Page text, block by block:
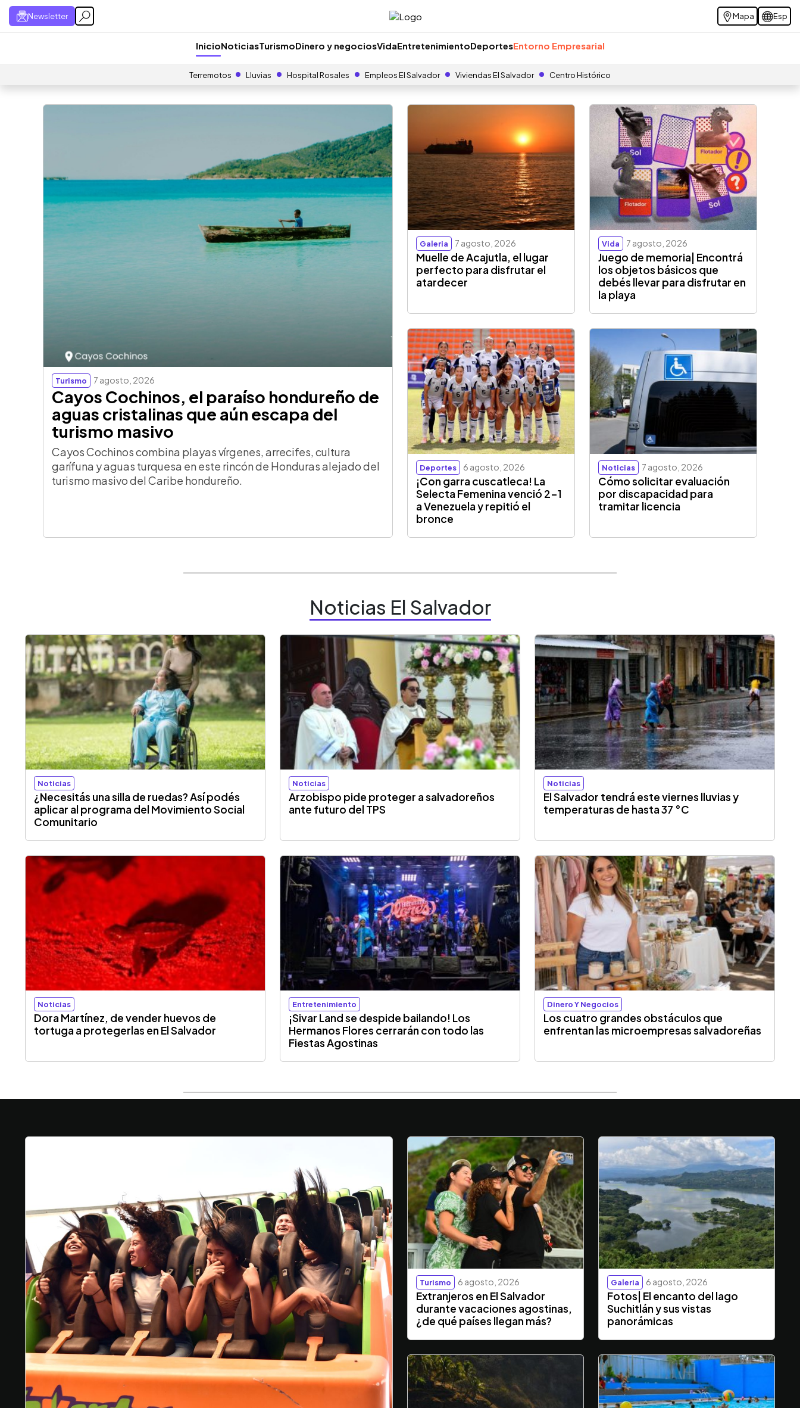
Newsletter Mapa Esp
InicioNoticiasTurismoDinero y negociosVidaEntretenimientoDeportesEntorno Empresarial
Terremotos Lluvias Hospital Rosales Empleos El Salvador Viviendas El Salvador Centro Histórico
Turismo 7 agosto, 2026
Cayos Cochinos, el paraíso hondureño de
aguas cristalinas que aún escapa del
turismo masivo
Cayos Cochinos combina playas vírgenes, arrecifes, cultura
garífuna y aguas turquesa en este rincón de Honduras alejado del
turismo masivo del Caribe hondureño.
Galeria 7 agosto, 2026
Muelle de Acajutla, el lugar
perfecto para disfrutar el
atardecer
Vida 7 agosto, 2026
Juego de memoria| Encontrá
los objetos básicos que
debés llevar para disfrutar en
la playa
Deportes 6 agosto, 2026
¡Con garra cuscatleca! La
Selecta Femenina venció 2-1
a Venezuela y repitió el
bronce
Noticias 7 agosto, 2026
Cómo solicitar evaluación
por discapacidad para
tramitar licencia
Noticias El Salvador
Noticias
¿Necesitás una silla de ruedas? Así podés
aplicar al programa del Movimiento Social
Comunitario
Noticias
Arzobispo pide proteger a salvadoreños
ante futuro del TPS
Noticias
El Salvador tendrá este viernes lluvias y
temperaturas de hasta 37 °C
Noticias
Dora Martínez, de vender huevos de
tortuga a protegerlas en El Salvador
Entretenimiento
¡Sivar Land se despide bailando! Los
Hermanos Flores cerrarán con todo las
Fiestas Agostinas
Dinero Y Negocios
Los cuatro grandes obstáculos que
enfrentan las microempresas salvadoreñas
Turismo 6 agosto, 2026
Extranjeros en El Salvador
durante vacaciones agostinas,
¿de qué países llegan más?
Galeria 6 agosto, 2026
Fotos| El encanto del lago
Suchitlán y sus vistas
panorámicas